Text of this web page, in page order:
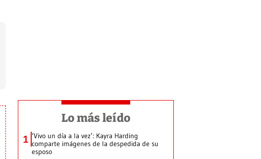
Lo más leído
1 ‘Vivo un día a la vez’: Kayra Harding
comparte imágenes de la despedida de su
esposo